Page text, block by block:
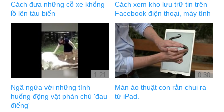
Cách đưa những cỗ xe khổng
lồ lên tàu biển
Cách xem kho lưu trữ tin trên
Facebook điện thoại, máy tính
1:21
Ngã ngửa với những tình
huống động vật phản chủ 'đau
điếng'
0:30
Màn ảo thuật con rắn chui ra
từ iPad.